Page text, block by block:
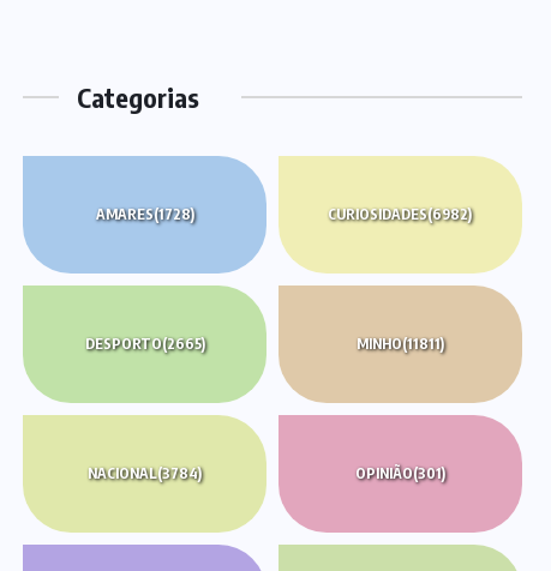
Categorias
AMARES(1728) CURIOSIDADES(6982)
DESPORTO(2665) MINHO(11811)
NACIONAL(3784) OPINIÃO(301)